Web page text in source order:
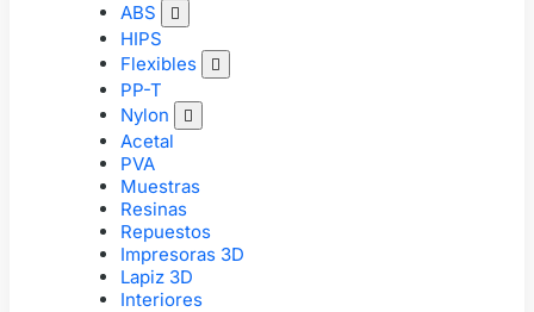
ABS 
HIPS
Flexibles

PP-T
Nylon

Acetal
PVA
Muestras
Resinas
Repuestos
Impresoras 3D
Lapiz 3D
Interiores